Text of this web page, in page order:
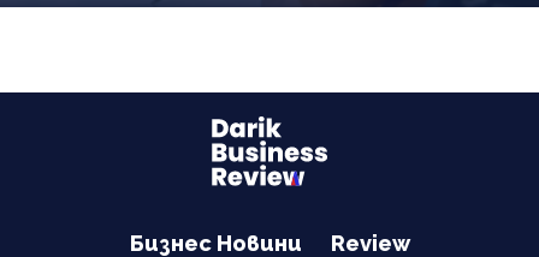
Бизнес Новини
Review